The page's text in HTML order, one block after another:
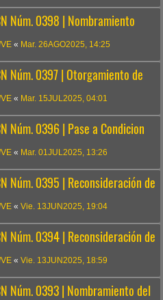
Núm. 0398 | Nombramiento
« Mar. 26AGO2025, 14:25
Núm. 0397 | Otorgamiento de
« Mar. 15JUL2025, 04:01
Núm. 0396 | Pase a Condicion
« Mar. 01JUL2025, 13:26
Núm. 0395 | Reconsideración de
« Vie. 13JUN2025, 19:04
Núm. 0394 | Reconsideración de
« Vie. 13JUN2025, 18:59
Núm. 0393 | Nombramiento del